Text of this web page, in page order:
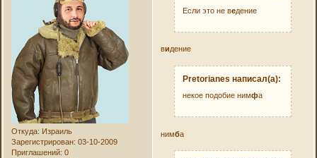
Откуда: Израиль
Зарегистрирован: 03-10-2009
Приглашений: 0
Если это не ведение
видение
Pretorianes написал(а):
некое подобие нимфа
нимба